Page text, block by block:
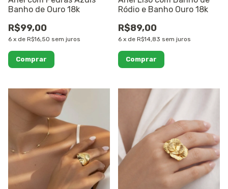
Banho de Ouro 18k
R$99,00
6 x de R$16,50 sem juros
Comprar
Ródio e Banho Ouro 18k
R$89,00
6 x de R$14,83 sem juros
Comprar